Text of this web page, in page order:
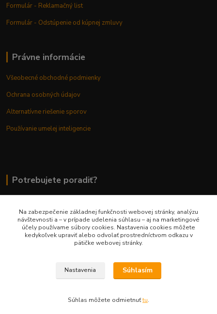
Formulár - Reklamačný list
Formulár - Odstúpenie od kúpnej zmluvy
Právne informácie
Všeobecné obchodné podmienky
Ochrana osobných údajov
Alternatívne riešenie sporov
Používanie umelej inteligencie
Potrebujete poradiť?
0948 236 042
info@margaretkashop.sk
Na zabezpečenie základnej funkčnosti webovej stránky, analýzu
návštevnosti a – v prípade udelenia súhlasu – aj na marketingové
účely používame súbory cookies. Nastavenia cookies môžete
kedykoľvek upraviť alebo odvolať prostredníctvom odkazu v
pätičke webovej stránky.
Nastavenia Súhlasím
Súhlas môžete odmietnuťtu.